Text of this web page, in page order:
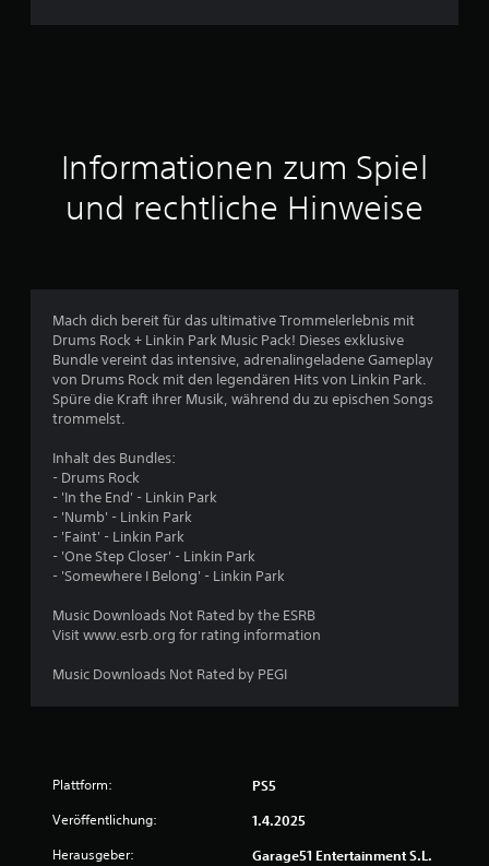
h
t
t
i
c
h
e
4
Informationen zum Spiel
und rechtliche Hinweise
Mach dich bereit für das ultimative Trommelerlebnis mit
Drums Rock + Linkin Park Music Pack! Dieses exklusive
Bundle vereint das intensive, adrenalingeladene Gameplay
von Drums Rock mit den legendären Hits von Linkin Park.
Spüre die Kraft ihrer Musik, während du zu epischen Songs
trommelst.
Inhalt des Bundles:
- Drums Rock
- 'In the End' - Linkin Park
- 'Numb' - Linkin Park
- 'Faint' - Linkin Park
- 'One Step Closer' - Linkin Park
- 'Somewhere I Belong' - Linkin Park
Music Downloads Not Rated by the ESRB
Visit www.esrb.org for rating information
Music Downloads Not Rated by PEGI
Plattform: PS5
Veröffentlichung: 1.4.2025
Herausgeber: Garage51 Entertainment S.L.